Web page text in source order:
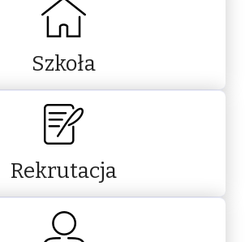
Szkoła
Rekrutacja